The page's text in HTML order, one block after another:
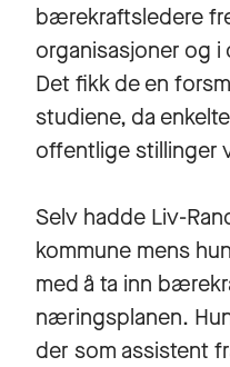
bærekraftsledere
organisasjoner og
Det fikk de en
studiene, da
offentlige stillinger
Selv hadde Liv-
kommune mens
med å ta inn
næringsplanen.
der som assistent